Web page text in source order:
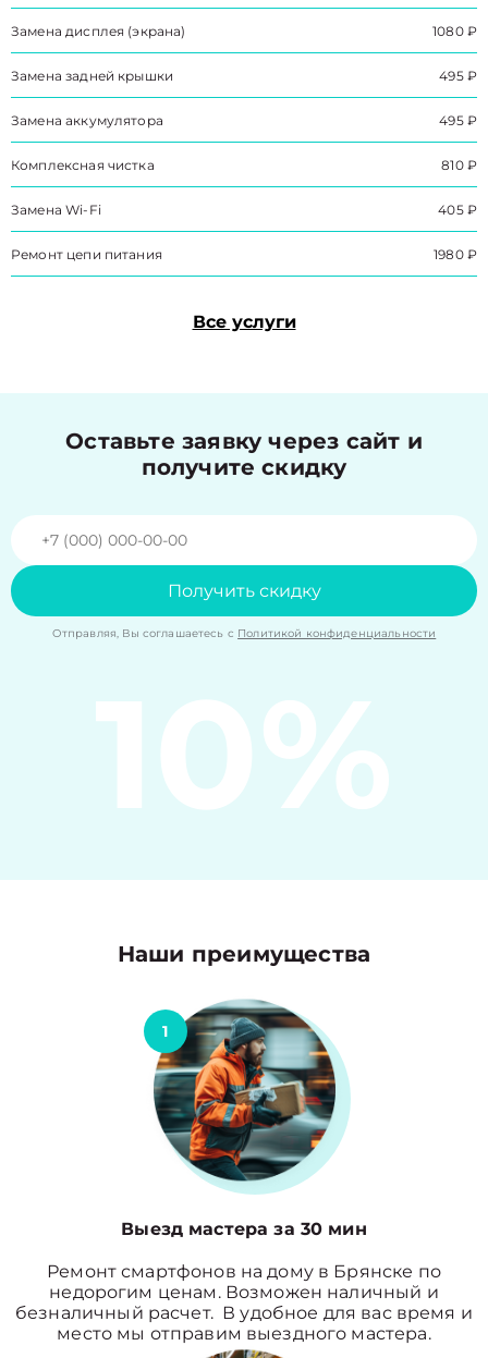
Замена дисплея (экрана) 1080 ₽
Замена задней крышки 495 ₽
Замена аккумулятора 495 ₽
Комплексная чистка 810 ₽
Замена Wi-Fi 405 ₽
Ремонт цепи питания 1980 ₽
Все услуги
Оставьте заявку через сайт и
получите скидку
Получить скидку
Отправляя, Вы соглашаетесь с Политикой конфиденциальности
10%
Наши преимущества
1
Выезд мастера за 30 мин
Ремонт смартфонов на дому в Брянске по
недорогим ценам. Возможен наличный и
безналичный расчет. В удобное для вас время и
место мы отправим выездного мастера.